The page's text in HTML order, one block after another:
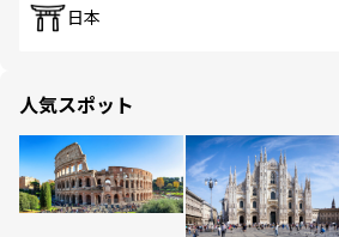
日本
人気スポット